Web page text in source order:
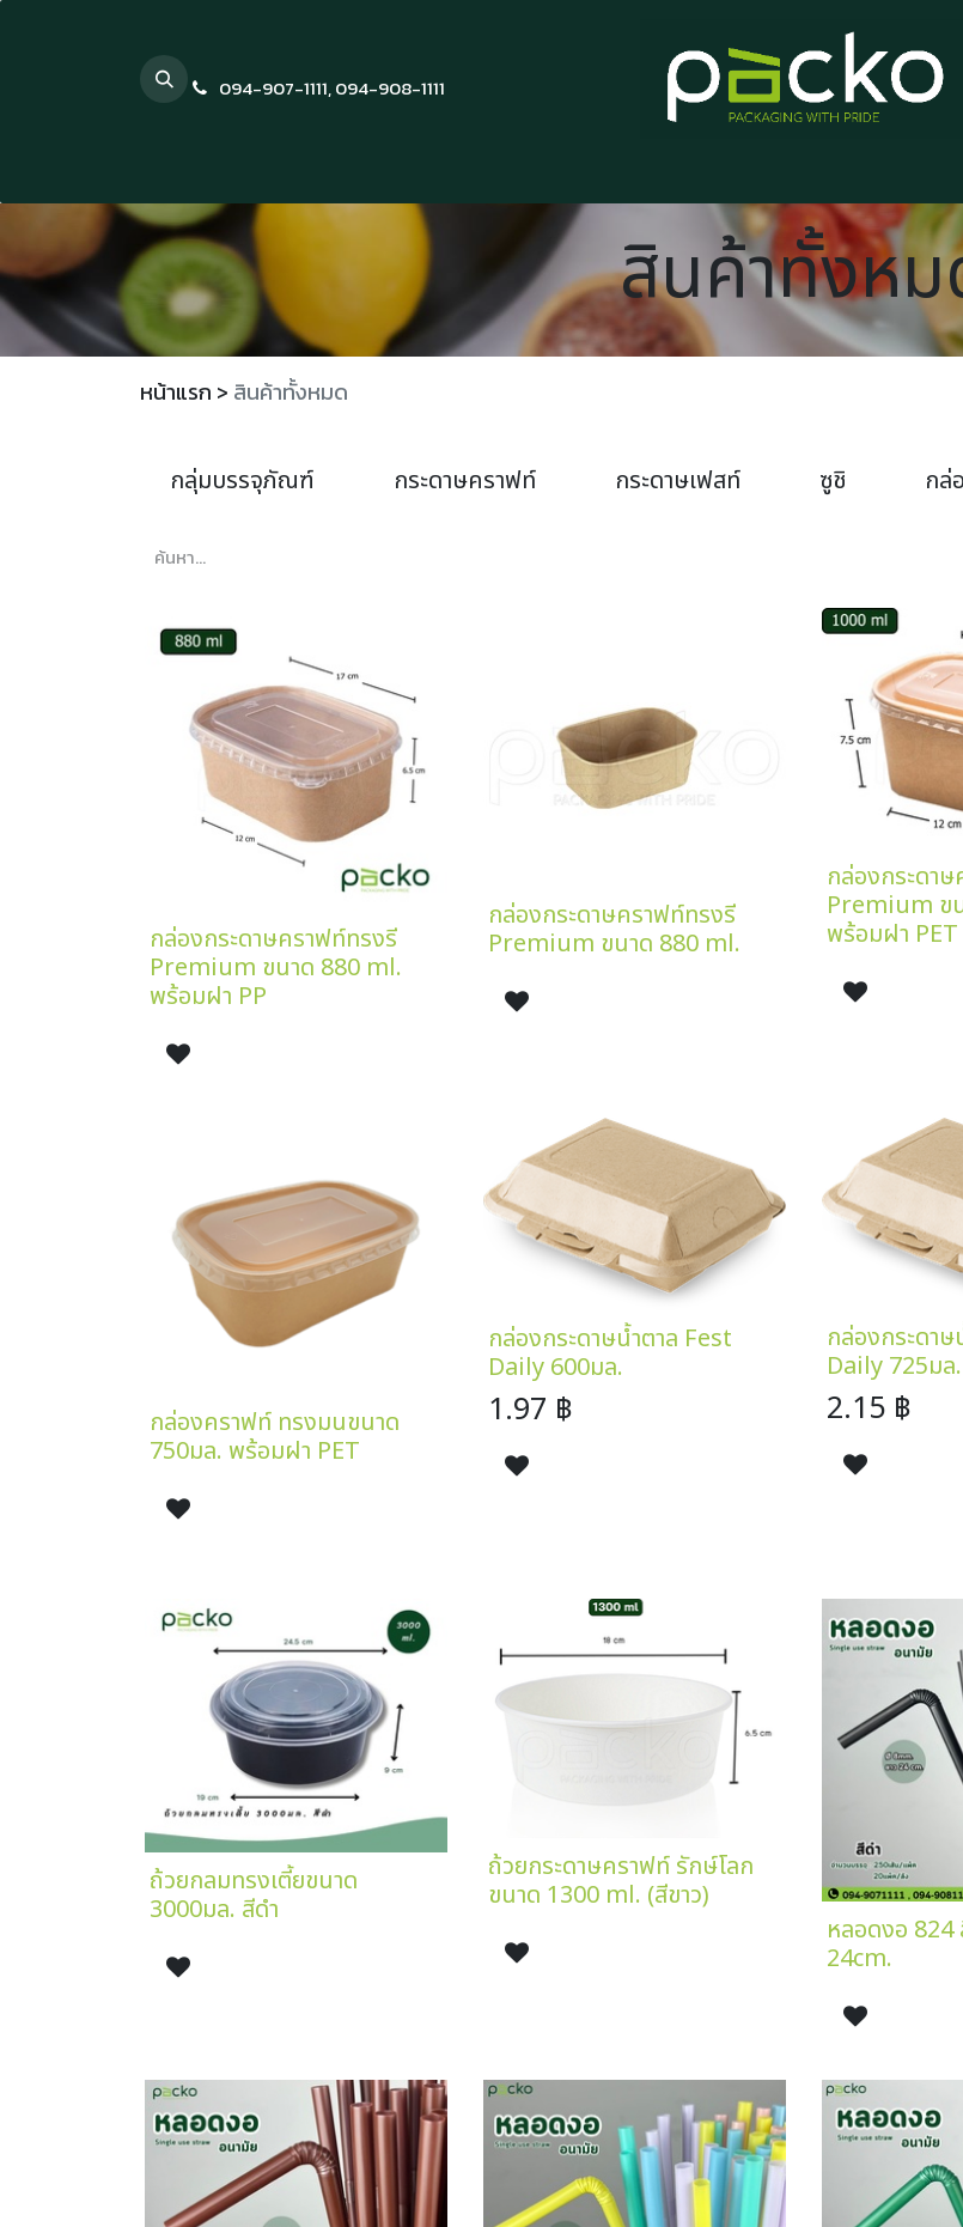
094-907-1111,094-908-1111
สินค้าทั้งห
หน้าแรก > สินค้าทั้งหมด
กลุ่มบรรจุภัณฑ์ กระดาษคราฟท์ กระดาษเฟสท์ ซูชิ กล่
กล่องกระดาษคราฟท์ทรงรี
Premium ขนาด 880 ml.
พร้อมฝา PP
กล่องกระดาษคราฟท์ทรงรี
Premium ขนาด 880 ml.
กล่องกระดา
Premium ข
พร้อมฝา PET
กล่องคราฟท์ ทรงมนขนาด
750มล. พร้อมฝา PET
กล่องกระดาษน้ำตาล Fest
Daily 600มล.
1.97 ฿
กล่องกระดา
Daily 725มล.
2.15฿
ถ้วยกลมทรงเตี้ยขนาด
3000มล. สีดำ
ถ้วยกระดาษคราฟท์ รักษ์โลก
ขนาด 1300 ml. (สีขาว)
หลอดงอ 824
24cm.